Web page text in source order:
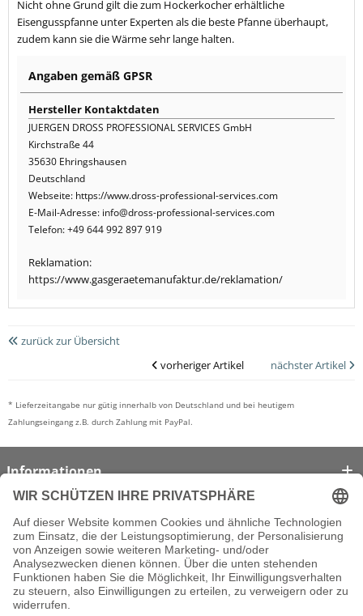
Nicht ohne Grund gilt die zum Hockerkocher erhältliche
Eisengusspfanne unter Experten als die beste Pfanne überhaupt,
zudem kann sie die Wärme sehr lange halten.
Angaben gemäß GPSR
Hersteller Kontaktdaten
JUERGEN DROSS PROFESSIONAL SERVICES GmbH
Kirchstraße 44
35630 Ehringshausen
Deutschland
Webseite: https://www.dross-professional-services.com
E-Mail-Adresse: info@dross-professional-services.com
Telefon: +49 644 992 897 919
Reklamation:
https://www.gasgeraetemanufaktur.de/reklamation/
zurück zur Übersicht
vorheriger Artikel
nächster Artikel
* Lieferzeitangabe nur gütig innerhalb von Deutschland und bei heutigem
Zahlungseingang z.B. durch Zahlung mit PayPal.
Informationen
Shop-Blog
Partner